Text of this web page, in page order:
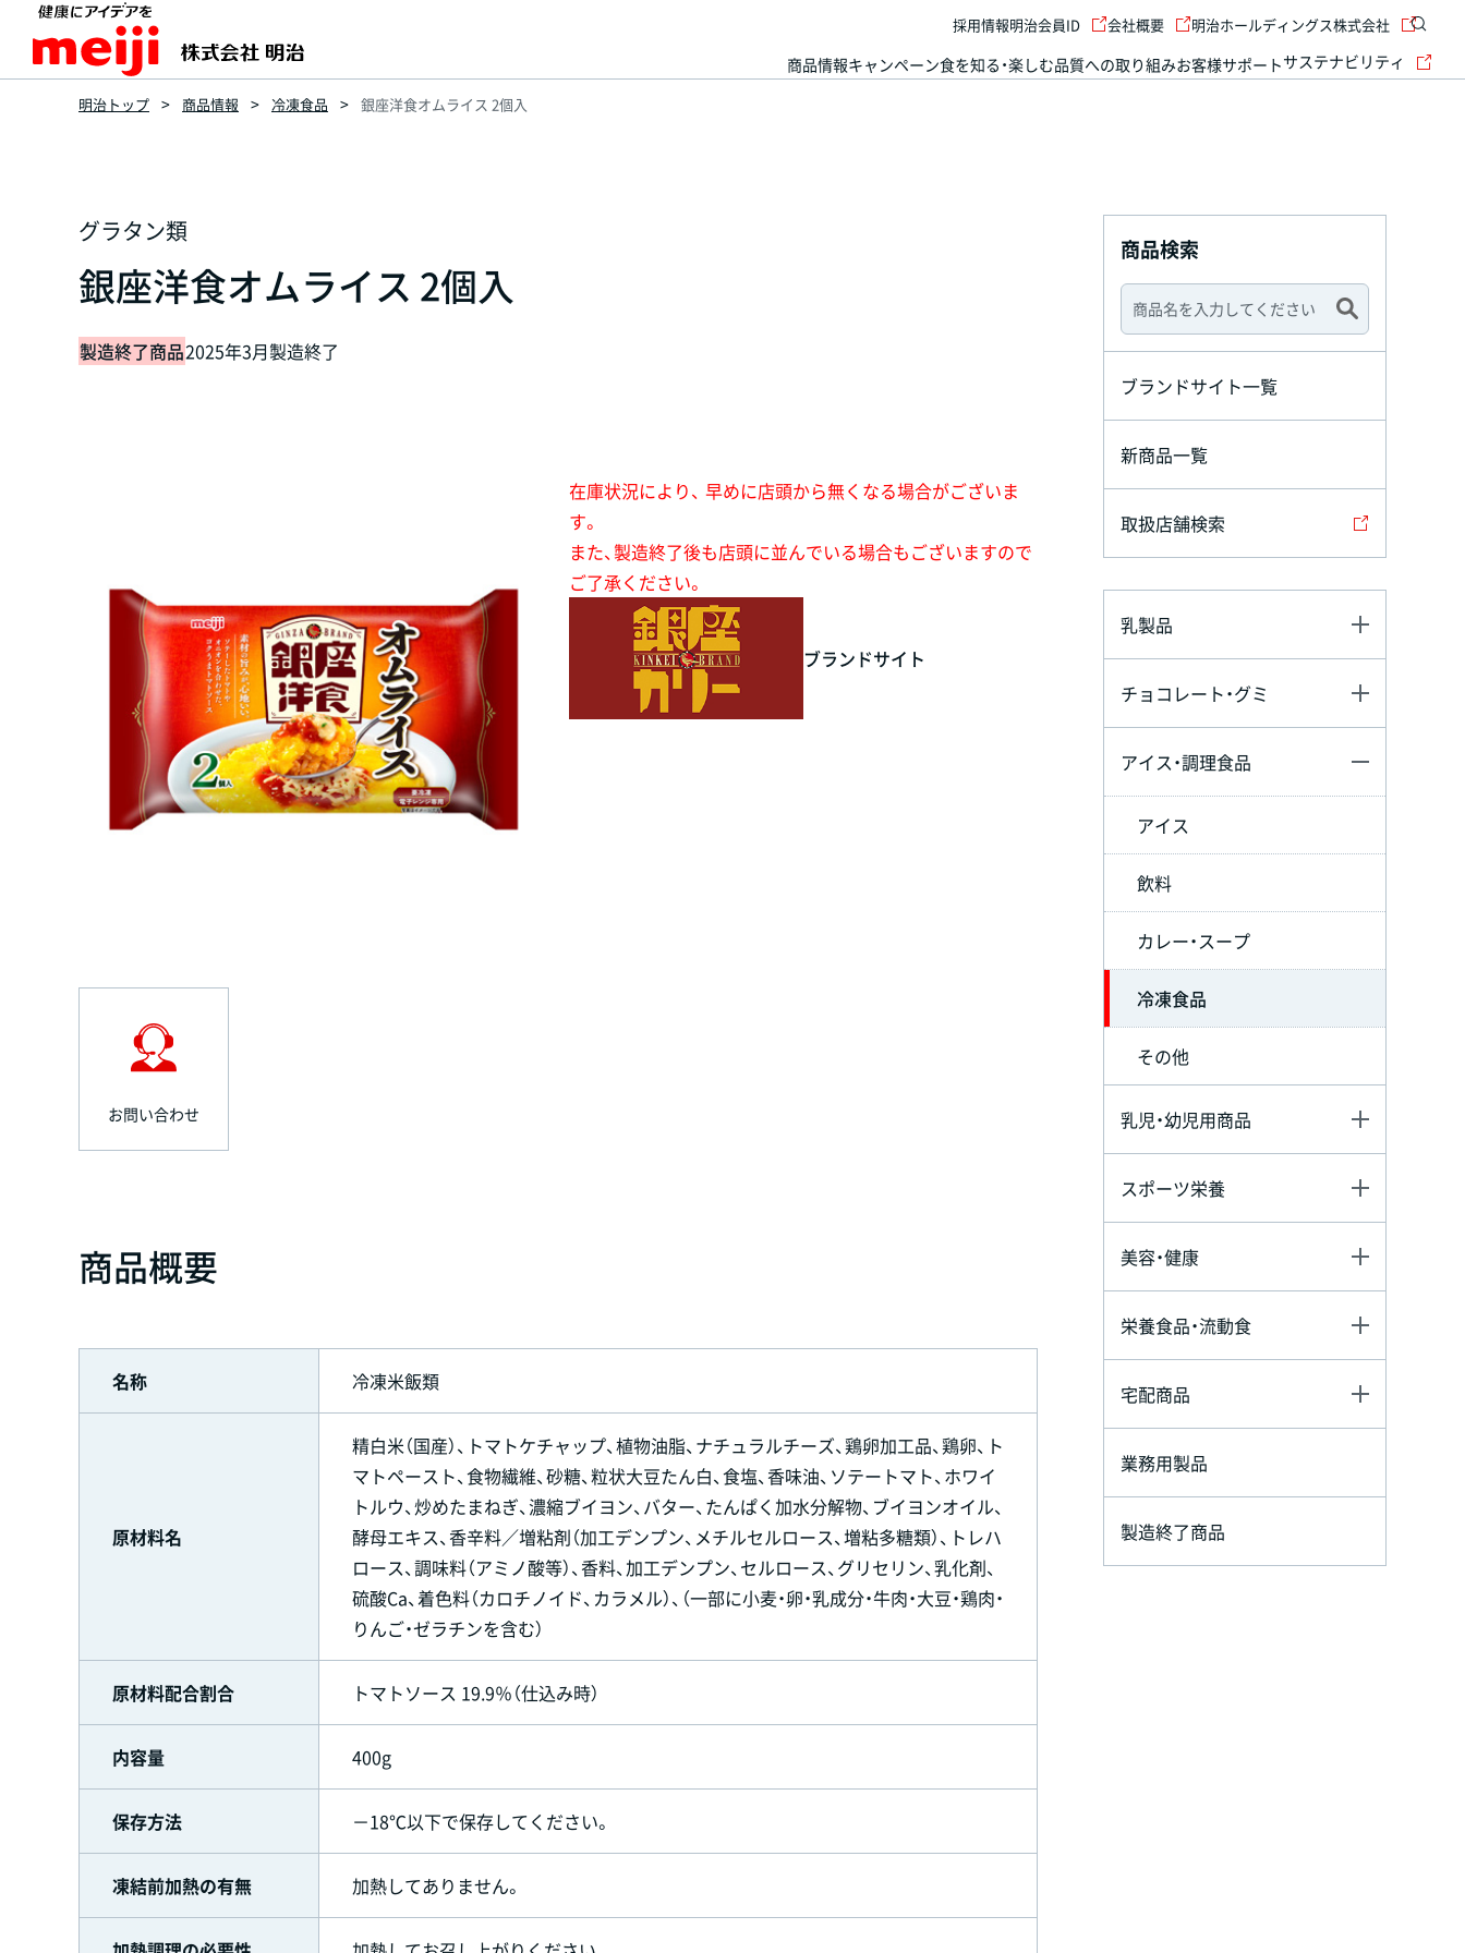
商品情報キャンペーン食を知る・楽しむ品質への取り組みお客様サポートサステナビリティ
採用情報明治会員ID 会社概要 明治ホールディングス株式会社
明治トップ 商品情報 冷凍食品 銀座洋食オムライス 2個入
グラタン類
銀座洋食オムライス 2個入
製造終了商品2025年3月製造終了
在庫状況により、 早めに店頭から無くなる場合がございま
す。
また、製造終了後も店頭に並んでいる場合もございますので
ご了承ください。
ブランドサイト
お問い合わせ
商品概要
名称 冷凍米飯類
原材料名
精白米（国産）、トマトケチャップ、植物油脂、ナチュラルチーズ、鶏卵加工品、鶏卵、ト
マトペースト、食物繊維、砂糖、粒状大豆たん白、食塩、香味油、ソテートマト、ホワイ
トルウ、炒めたまねぎ、濃縮ブイヨン、バター、たんぱく加水分解物、ブイヨンオイル、
酵母エキス、香辛料／増粘剤（加工デンプン、メチルセルロース、増粘多糖類）、トレハ
ロース、調味料（アミノ酸等）、香料、加工デンプン、セルロース、グリセリン、乳化剤、
硫酸Ca、着色料（カロチノイド、カラメル）、（一部に小麦・卵・乳成分・牛肉・大豆・鶏肉・
りんご・ゼラチンを含む）
原材料配合割合 トマトソース 19.9％（仕込み時）
内容量 400g
保存方法 －18℃以下で保存してください。
凍結前加熱の有無 加熱してありません。
商品検索
ブランドサイト一覧
新商品一覧
取扱店舗検索
乳製品
チョコレート・グミ
アイス・調理食品
アイス
飲料
カレー・スープ
冷凍食品
その他
乳児・幼児用商品
スポーツ栄養
美容・健康
栄養食品・流動食
宅配商品
業務用製品
製造終了商品